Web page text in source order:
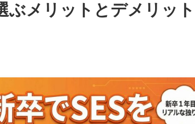
ぶメリットとデメリット